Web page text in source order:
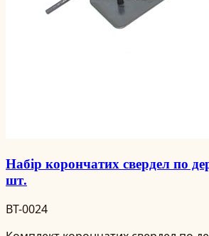
Набір корончатих свердел по
шт.
BT-0024